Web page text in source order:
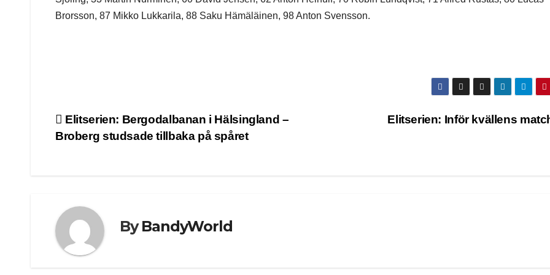
Brorsson, 87 Mikko Lukkarila, 88 Saku Hämäläinen, 98 Anton Svensson.
Post
navigation
Elitserien: Inför kvällens
Elitserien: Bergodalbanan i Hälsingland –
Broberg studsade tillbaka på spåret
ByBandyWorld